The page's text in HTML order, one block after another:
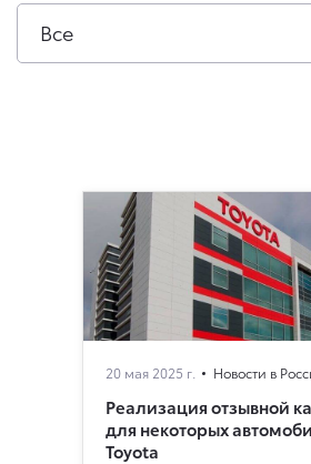
Все
20 мая 2025 г. Новости в
Реализация отзывной
для некоторых
Toyota